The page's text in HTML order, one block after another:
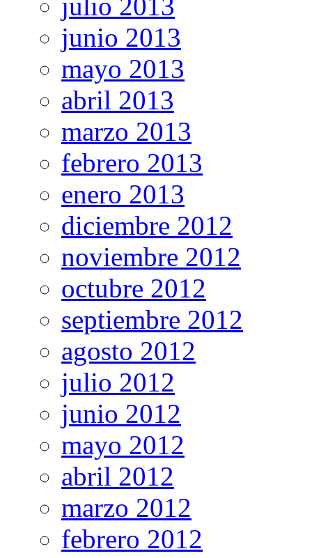
junio 2013
mayo 2013
abril 2013
marzo 2013
febrero 2013
enero 2013
diciembre 2012
noviembre 2012
octubre 2012
septiembre 2012
agosto 2012
julio 2012
junio 2012
mayo 2012
abril 2012
marzo 2012
febrero 2012